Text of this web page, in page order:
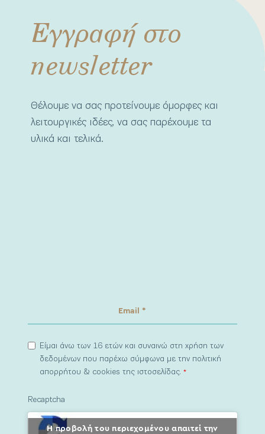
Εγγραφή στο
newsletter
Θέλουμε να σας προτείνουμε όμορφες και
λειτουργικές ιδέες, να σας παρέχουμε τα
υλικά και τελικά.
Είμαι άνω των 16 ετών και συναινώ στη χρήση των
δεδομένων που παρέχω σύμφωνα με την πολιτική
απορρήτου & cookies της ιστοσελίδας.*
Recaptcha
Η προβολή του περιεχομένου απαιτεί την